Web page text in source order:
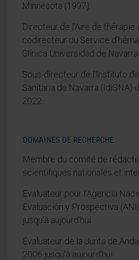
Minnesota (1997).
Directeur de l’Aire de thérapie
codirecteur du Service
Clínica Universidad de Navarra.
Sous-directeur de l’Instituto
Sanitaria de Navarra (IdiSNA)
2022.
DOMAINES DE RECHERCHE
Membre du comité de
scientifiques nationales et
Évaluateur pour l’Agencia
Evaluación y Prospectiva
jusqu’à aujourd’hui.
Évaluateur de la Junta de
2006 jusqu’à aujourd’hui.